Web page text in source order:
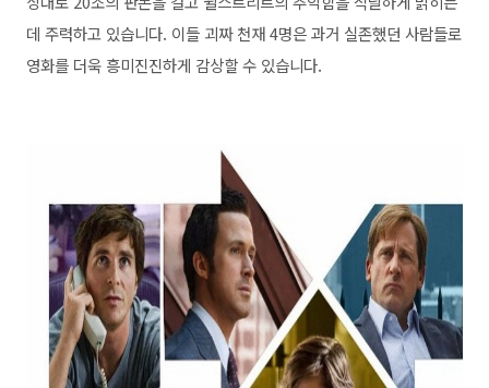
데 주력하고 있습니다. 이들 괴짜 천재4명은 과거 실존했던 사람들로
영화를 더욱 흥미진진하게 감상할 수 있습니다.